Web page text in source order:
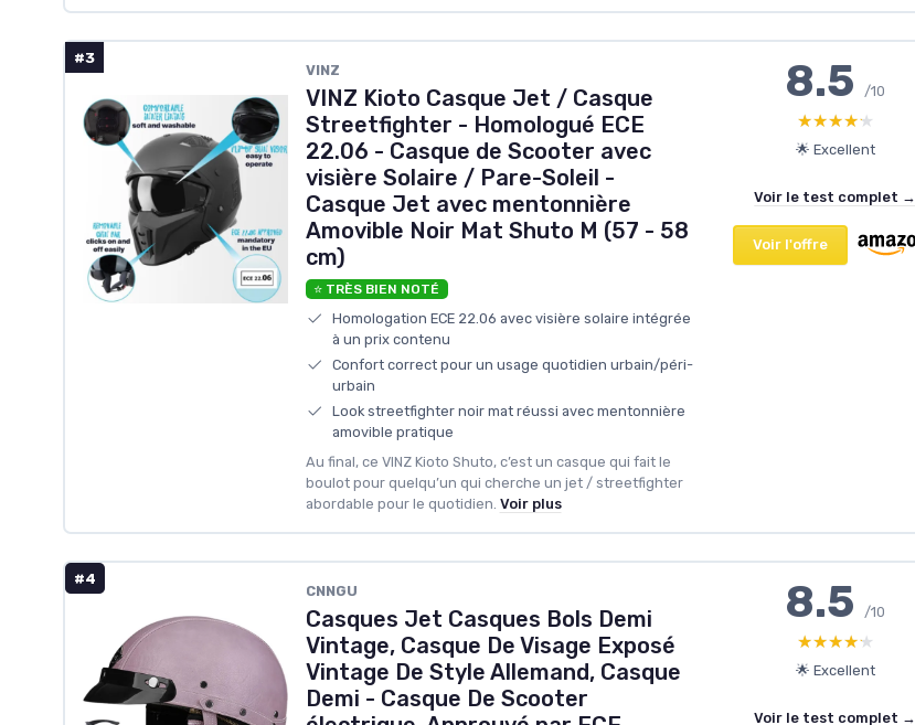
#3
VINZ
VINZ Kioto Casque Jet / Casque
Streetfighter - Homologué ECE
22.06 - Casque de Scooter avec
visière Solaire / Pare-Soleil -
Casque Jet avec mentonnière
Amovible Noir Mat Shuto M (57 - 58
cm)
⭐ TRÈS BIEN NOTÉ
Homologation ECE 22.06 avec visière solaire intégrée
à un prix contenu
Confort correct pour un usage quotidien urbain/péri-
urbain
Look streetfighter noir mat réussi avec mentonnière
amovible pratique
Au final, ce VINZ Kioto Shuto, c’est un casque qui fait le
boulot pour quelqu’un qui cherche un jet / streetfighter
abordable pour le quotidien. Voir plus
8.5/10
★★★★★
★★★★★
🌟 Excellent
Voir le test complet →
Voir l'offre
#4
CNNGU
Casques Jet Casques Bols Demi
Vintage, Casque De Visage Exposé
Vintage De Style Allemand, Casque
Demi - Casque De Scooter
8.5/10
★★★★★
★★★★★
🌟 Excellent
Voir le test complet →